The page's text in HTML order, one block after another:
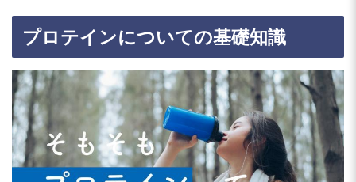
プロテインについての基礎知識